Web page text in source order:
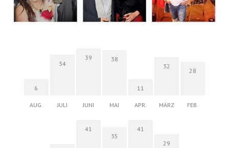
6
AUG.
34
JULI
39
JUNI
38
MAI
11
APR.
32
MÄRZ
28
FEB.
41
35
41
29